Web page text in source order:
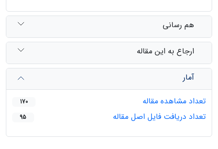
هم رسانی
ارجاع به این مقاله
آمار
تعداد مشاهده مقاله
170
تعداد دریافت فایل اصل مقاله 95